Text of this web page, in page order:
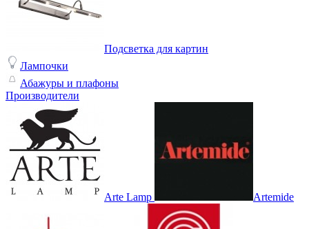
Подсветка для картин
Лампочки
Абажуры и плафоны
Производители
Arte Lamp Artemide